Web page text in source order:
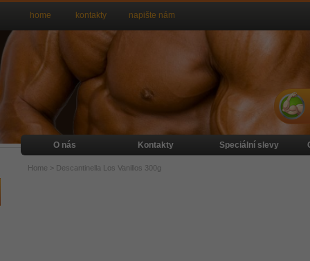
home kontakty napište nám
O nás Kontakty Speciální slevy
Home > Descantinella Los Vanillos 300g